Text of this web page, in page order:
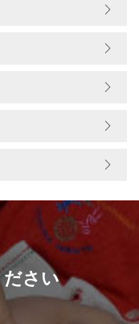
ださい